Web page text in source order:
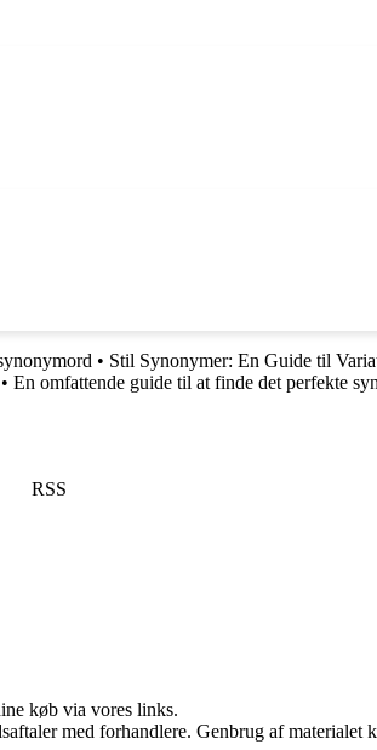
• Stil Synonymer: En Guide til
• En omfattende guide til at finde det perfekte
RSS
køb via vores links.
med forhandlere. Genbrug af